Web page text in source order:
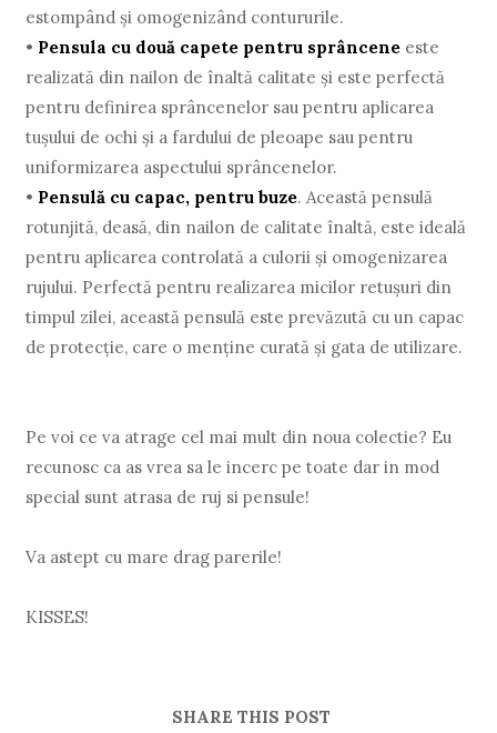
estompând și omogenizând contururile.
• Pensula cu două capete pentru sprâncene este
realizată din nailon de înaltă calitate și este perfectă
pentru definirea sprâncenelor sau pentru aplicarea
tușului de ochi și a fardului de pleoape sau pentru
uniformizarea aspectului sprâncenelor.
• Pensulă cu capac, pentru buze. Această pensulă
rotunjită, deasă, din nailon de calitate înaltă, este ideală
pentru aplicarea controlată a culorii și omogenizarea
rujului. Perfectă pentru realizarea micilor retușuri din
timpul zilei, această pensulă este prevăzută cu un capac
de protecție, care o menține curată și gata de utilizare.
Pe voi ce va atrage cel mai mult din noua colectie? Eu
recunosc ca as vrea sa le incerc pe toate dar in mod
special sunt atrasa de ruj si pensule!
Va astept cu mare drag parerile!
KISSES!
SHARE THIS POST